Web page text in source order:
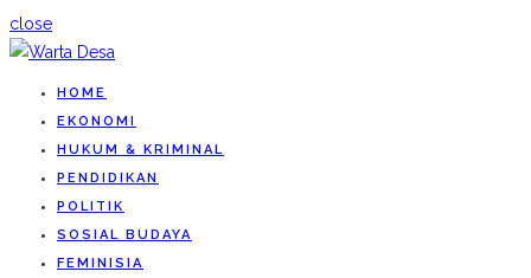
close
HOME
EKONOMI
HUKUM & KRIMINAL
PENDIDIKAN
POLITIK
SOSIAL BUDAYA
FEMINISIA